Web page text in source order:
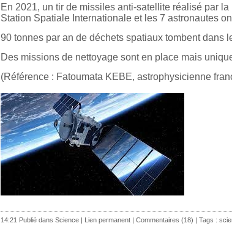
En 2021, un tir de missiles anti-satellite réalisé par
Station Spatiale Internationale et les 7 astronautes
90 tonnes par an de déchets spatiaux tombent dans
Des missions de nettoyage sont en place mais
(Référence : Fatoumata KEBE, astrophysicienne
14:21 Publié dans Science Lien permanent Commentaires (18) | Tags :